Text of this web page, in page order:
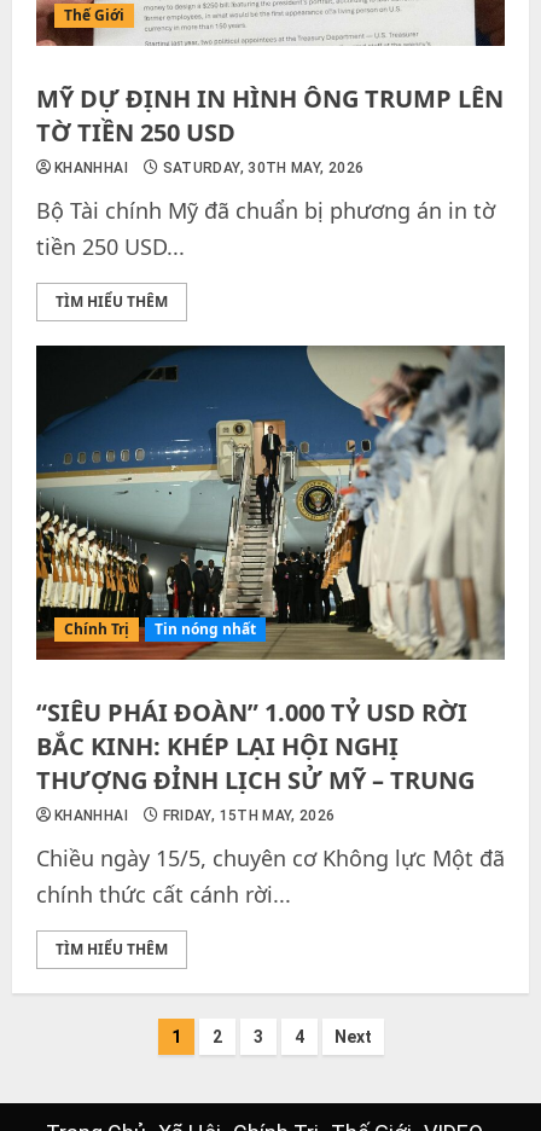
Thế Giới
MỸ DỰ ĐỊNH IN HÌNH ÔNG TRUMP LÊN
TỜ TIỀN 250 USD
KHANHHAI SATURDAY, 30TH MAY, 2026
Bộ Tài chính Mỹ đã chuẩn bị phương án in tờ
tiền 250 USD...
TÌM HIỂU THÊM
Chính Trị Tin nóng nhất
“SIÊU PHÁI ĐOÀN” 1.000 TỶ USD RỜI
BẮC KINH: KHÉP LẠI HỘI NGHỊ
THƯỢNG ĐỈNH LỊCH SỬ MỸ – TRUNG
KHANHHAI FRIDAY, 15TH MAY, 2026
Chiều ngày 15/5, chuyên cơ Không lực Một đã
chính thức cất cánh rời...
TÌM HIỂU THÊM
1 2 3 4 Next